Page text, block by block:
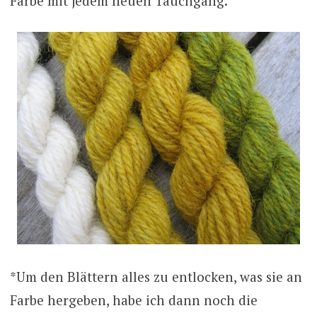
*Um den Blättern alles zu entlocken, was sie an
Farbe hergeben, habe ich dann noch die